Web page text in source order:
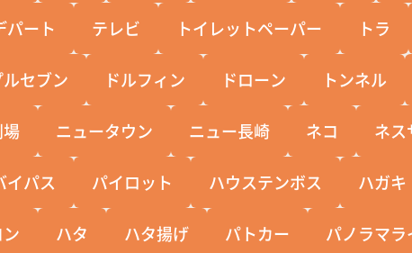
パート テレビ トイレットペーパー トラ
ルセブン ドルフィン ドローン トンネル
ニュータウン ニュー長崎 ネコ ネス
イパス パイロット ハウステンボス ハガキ
ハタ ハタ揚げ パトカー パノラマラ